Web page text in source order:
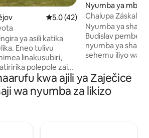
Ukadiriaji wa wastani wa 5.0
5.0 (42)
ya asili katika
Eneo tulivu
linakusubiri,
polepole zaidi
wake. Jioni
mazuri kutoka
na kelele za
Nyumba ya mbao
v
Chalupa Záskalí
Nyumba ya
Budislav
nyumba ya
sehemu iliyo wazi
nayo. Inafaa kwa
watoto wakubwa. Ni msingi bora kwa
wale ambao
kwa ajili ya Zaječice
wa nyumba za likizo